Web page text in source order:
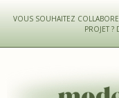
VOUS SOUHAITEZ
PROJET ?